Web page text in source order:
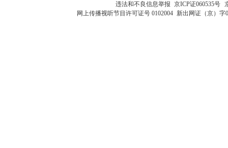
违法和不良信息举报 京ICP证060535号
网上传播视听节目许可证号 0102004 新出网证（京）